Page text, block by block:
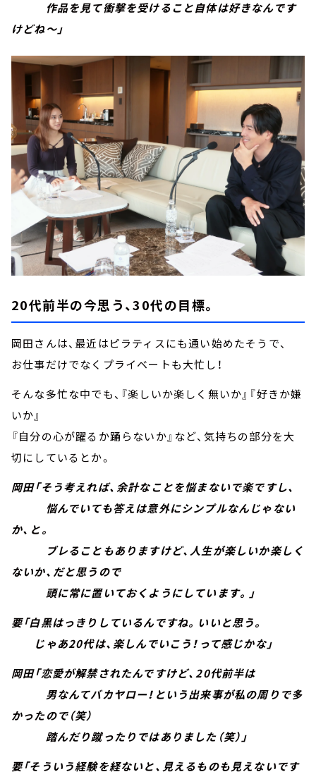
作品を見て衝撃を受けること自体は好きなんです
けどね～」
20代前半の今思う、30代の目標。
岡田さんは、最近はピラティスにも通い始めたそうで、
お仕事だけでなくプライベートも大忙し！
そんな多忙な中でも、『楽しいか楽しく無いか』『好きか嫌
いか』
『自分の心が躍るか踊らないか』など、気持ちの部分を大
切にしているとか。
岡田「そう考えれば、余計なことを悩まないで楽ですし、
悩んでいても答えは意外にシンプルなんじゃない
か、と。
ブレることもありますけど、人生が楽しいか楽しく
ないか、だと思うので
頭に常に置いておくようにしています。」
要「白黒はっきりしているんですね。いいと思う。
じゃあ20代は、楽しんでいこう！って感じかな」
岡田「恋愛が解禁されたんですけど、20代前半は
男なんてバカヤロー！という出来事が私の周りで多
かったので（笑）
踏んだり蹴ったりではありました（笑）」
要「そういう経験を経ないと、見えるものも見えないです